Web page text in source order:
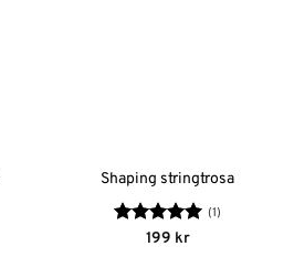
Shaping stringtrosa
Betygsatt5
(1)
199 kr